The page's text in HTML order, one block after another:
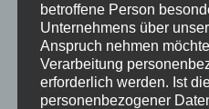
kurz vor dem vereinbarten
oder dass man überhaupt
Sie eindringlich, bei
des Pensionsplatzes
andere Interessenten
betroffene Person
Unternehmens über
Anspruch nehmen
Verarbeitung
erforderlich werden. Ist
personenbezogener